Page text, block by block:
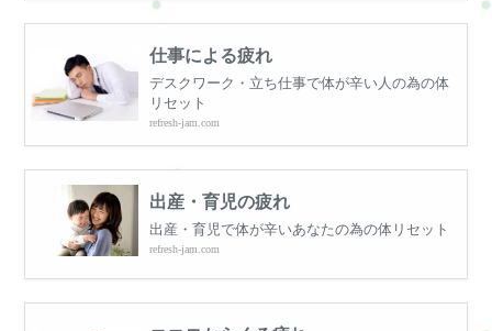
仕事による疲れ
デスクワーク・立ち仕事で体が辛い人の為の体
リセット
refresh-jam.com
出産・育児の疲れ
出産・育児で体が辛いあなたの為の体リセット
refresh-jam.com